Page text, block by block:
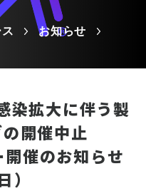
お知らせ
染拡大に伴う製
開催中止
催のお知らせ
）